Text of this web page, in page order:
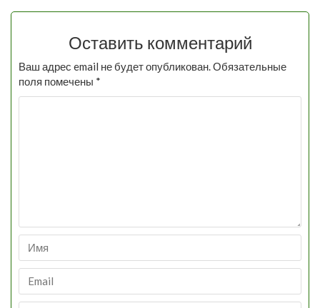
Оставить комментарий
Ваш адрес email не будет опубликован.Обязательные
поля помечены *